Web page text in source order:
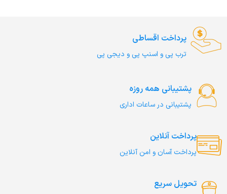
پرداخت اقساطی
ترب‌ پی و اسنپ پی و دیجی پی
پشتیبانی همه روزه
پشتیبانی در ساعات اداری
پرداخت آنلاین
پرداخت آسان و امن آنلاین
تحویل سریع